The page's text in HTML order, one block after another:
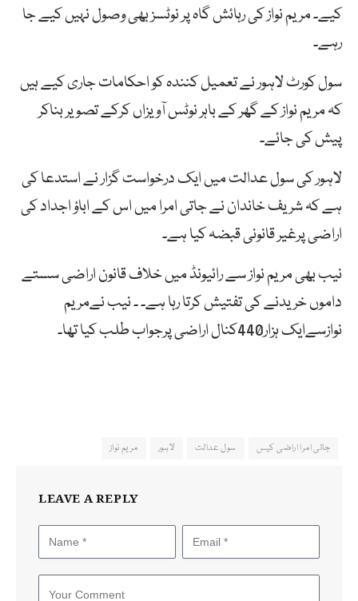
کیے۔ مریم نواز کی رہائش گاہ پر نوٹسز بھی وصول نہیں کیے جا
رہے۔
سول کورٹ لاہور نے تعمیل کنندہ کو احکامات جاری کیے ہیں
کہ مریم نواز کے گھر کے باہر نوٹس آویزاں کرکے تصویر بناکر
پیش کی جائے۔
لاہور کی سول عدالت میں ایک درخواست گزار نے استدعا کی
ہے کہ شریف خاندان نے جاتی امرا میں اس کے اباؤ اجداد کی
اراضی پرغیر قانونی قبضہ کیا ہے۔
نیب بھی مریم نواز سے رائیونڈ میں خلاف قانون اراضی سستے
داموں خریدنے کی تفتیش کرتا رہا ہے۔ ۔ نیب نےمریم
نوازسےایک ہزار440کنال اراضی پرجواب طلب کیا تھا۔
جاتی امرا اراضی کیس سول عدالت لاہور مریم نواز
LEAVE A REPLY